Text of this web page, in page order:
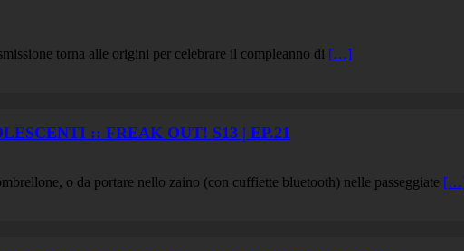
torna alle origini per celebrare il compleanno di […]
:: FREAK OUT! S13 | EP.21
o da portare nello zaino (con cuffiette bluetooth) nelle passeggiate